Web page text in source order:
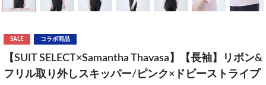
SALE コラボ商品
【SUIT SELECT×Samantha Thavasa】【長袖】リボン&
フリル取り外しスキッパー/ピンク×ドビーストライプ